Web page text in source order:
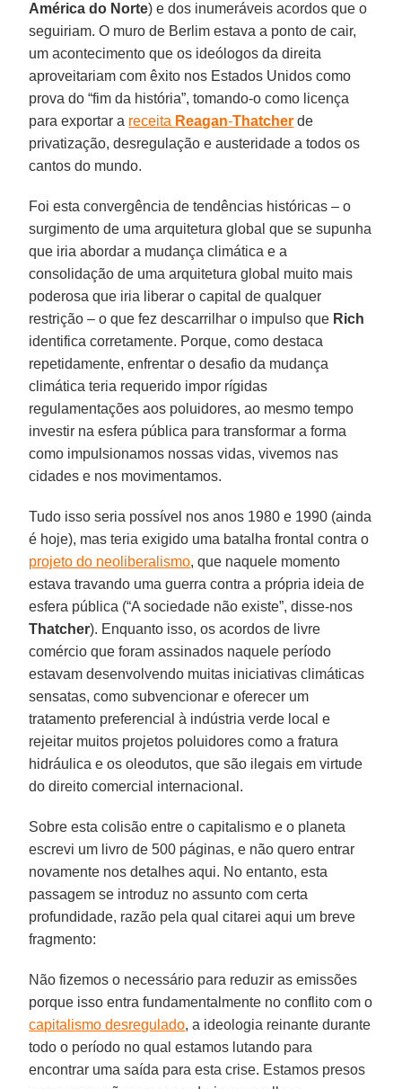
América do Norte) e dos inumeráveis acordos que o
seguiriam. O muro de Berlim estava a ponto de cair,
um acontecimento que os ideólogos da direita
aproveitariam com êxito nos Estados Unidos como
prova do “fim da história”, tomando-o como licença
para exportar a receita Reagan-Thatcher de
privatização, desregulação e austeridade a todos os
cantos do mundo.
Foi esta convergência de tendências históricas – o
surgimento de uma arquitetura global que se supunha
que iria abordar a mudança climática e a
consolidação de uma arquitetura global muito mais
poderosa que iria liberar o capital de qualquer
restrição – o que fez descarrilhar o impulso que Rich
identifica corretamente. Porque, como destaca
repetidamente, enfrentar o desafio da mudança
climática teria requerido impor rígidas
regulamentações aos poluidores, ao mesmo tempo
investir na esfera pública para transformar a forma
como impulsionamos nossas vidas, vivemos nas
cidades e nos movimentamos.
Tudo isso seria possível nos anos 1980 e 1990 (ainda
é hoje), mas teria exigido uma batalha frontal contra o
projeto do neoliberalismo, que naquele momento
estava travando uma guerra contra a própria ideia de
esfera pública (“A sociedade não existe”, disse-nos
Thatcher). Enquanto isso, os acordos de livre
comércio que foram assinados naquele período
estavam desenvolvendo muitas iniciativas climáticas
sensatas, como subvencionar e oferecer um
tratamento preferencial à indústria verde local e
rejeitar muitos projetos poluidores como a fratura
hidráulica e os oleodutos, que são ilegais em virtude
do direito comercial internacional.
Sobre esta colisão entre o capitalismo e o planeta
escrevi um livro de 500 páginas, e não quero entrar
novamente nos detalhes aqui. No entanto, esta
passagem se introduz no assunto com certa
profundidade, razão pela qual citarei aqui um breve
fragmento:
Não fizemos o necessário para reduzir as emissões
porque isso entra fundamentalmente no conflito com o
capitalismo desregulado, a ideologia reinante durante
todo o período no qual estamos lutando para
encontrar uma saída para esta crise. Estamos presos